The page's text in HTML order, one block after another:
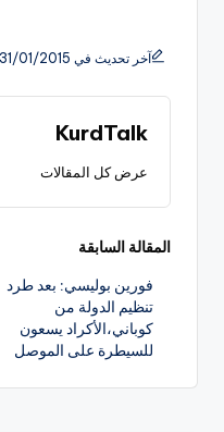
آخر تحديث في 31/01/2015
KurdTalk
عرض كل المقالات
تصفّح
المقالات
المقالة السابقة
فورين بوليسي: بعد طرد
تنظيم الدولة من
كوباني،الأكراد يسعون
للسيطرة على الموصل